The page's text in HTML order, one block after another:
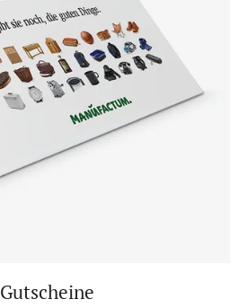
Gutscheine